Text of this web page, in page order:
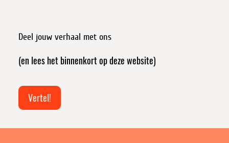
Deel jouw verhaal met ons
(en lees het binnenkort op deze website)
Vertel!